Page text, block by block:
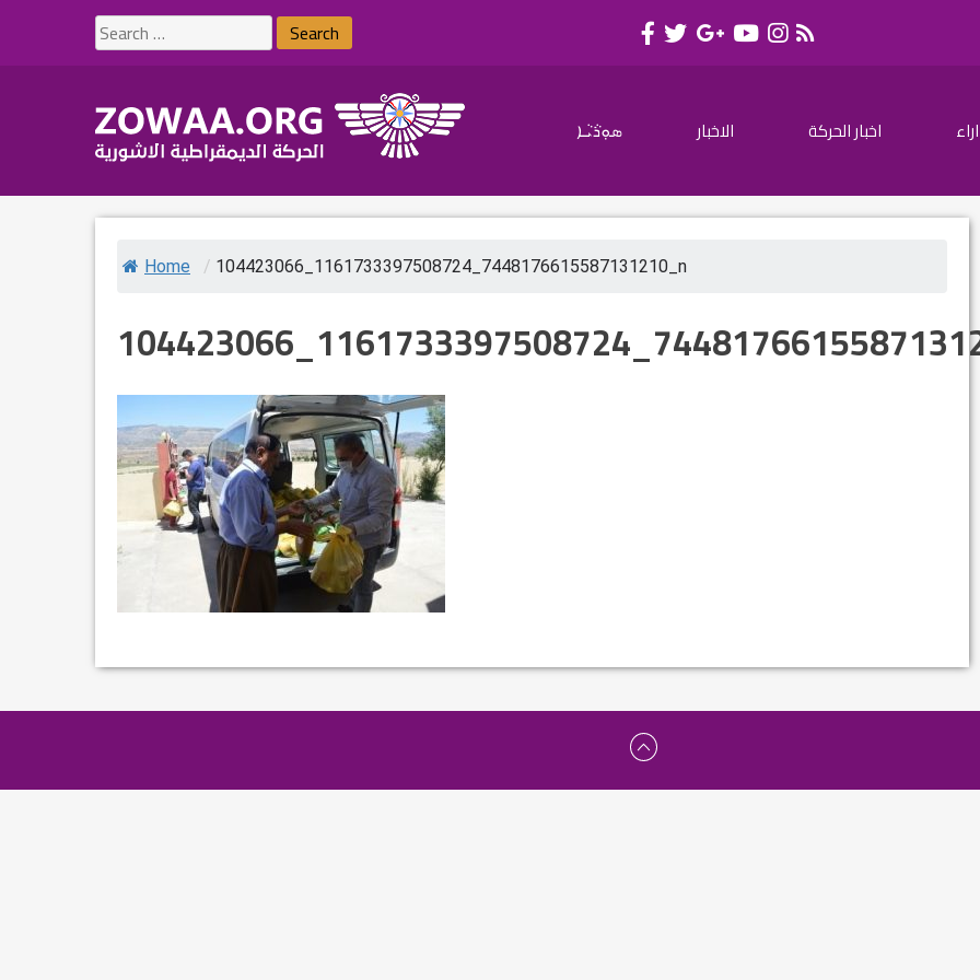
Search
for:
ܣܘܼܪܵܝܵܐ الاخبار اخبار الحركة اراء
Home / 104423066_1161733397508724_7448176615587131210_n